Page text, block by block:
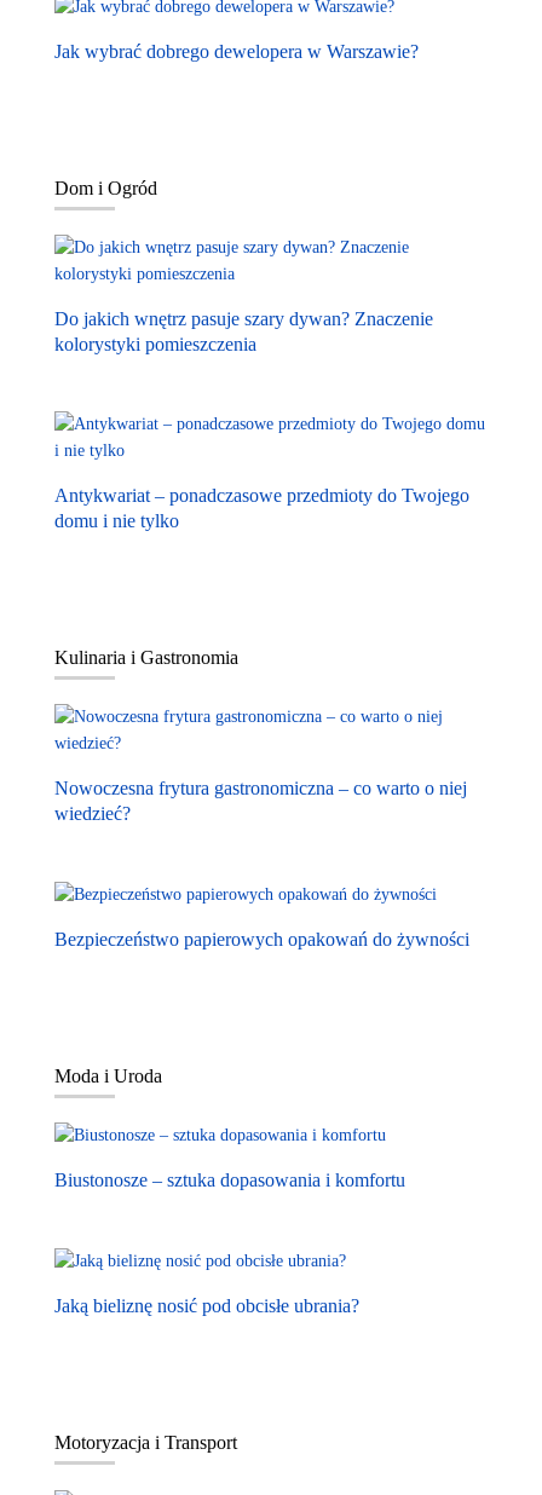
Jak wybrać dobrego dewelopera w Warszawie?
Dom i Ogród
Do jakich wnętrz pasuje szary dywan? Znaczenie
kolorystyki pomieszczenia
Antykwariat – ponadczasowe przedmioty do Twojego
domu i nie tylko
Kulinaria i Gastronomia
Nowoczesna frytura gastronomiczna – co warto o niej
wiedzieć?
Bezpieczeństwo papierowych opakowań do żywności
Moda i Uroda
Biustonosze – sztuka dopasowania i komfortu
Jaką bieliznę nosić pod obcisłe ubrania?
Motoryzacja i Transport